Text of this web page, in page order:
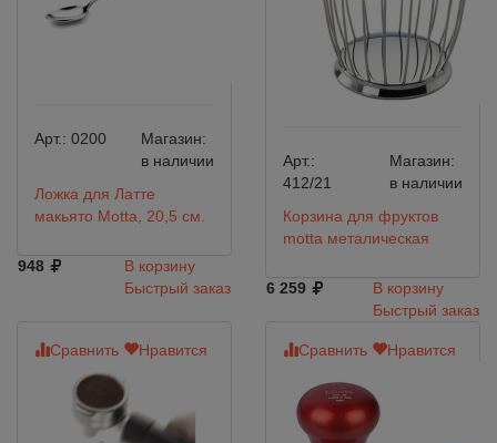
Арт.: 0200
Магазин:
в наличии
Ложка для Латте
макьято Motta, 20,5 см.
948
В корзину
Быстрый заказ
Арт.:
412/21
Магазин:
в наличии
Корзина для фруктов
motta металическая
6 259
В корзину
Быстрый заказ
Сравнить Нравится Сравнить Нравится